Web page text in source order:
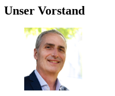
Unser Vorstand